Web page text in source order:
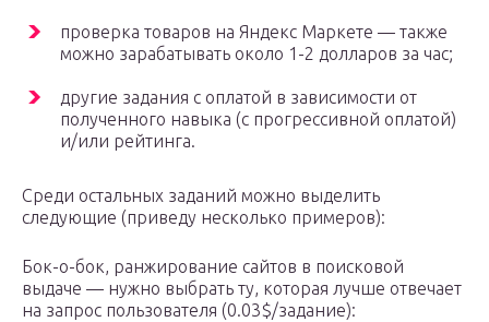
проверка товаров на Яндекс Маркете — также
можно зарабатывать около 1-2 долларов за час;
другие задания с оплатой в зависимости от
полученного навыка (с прогрессивной оплатой)
и/или рейтинга.
Среди остальных заданий можно выделить
следующие (приведу несколько примеров):
Бок-о-бок, ранжирование сайтов в поисковой
выдаче — нужно выбрать ту, которая лучше отвечает
на запрос пользователя (0.03$/задание):